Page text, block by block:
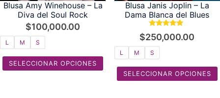
Blusa Amy Winehouse – La
Diva del Soul Rock
$100,000.00
L M S
SELECCIONAR OPCIONES
Blusa Janis Joplin – La
Dama Blanca del Blues
Valorado con
5.00
$250,000.00
L M S
SELECCIONAR OPCIONES